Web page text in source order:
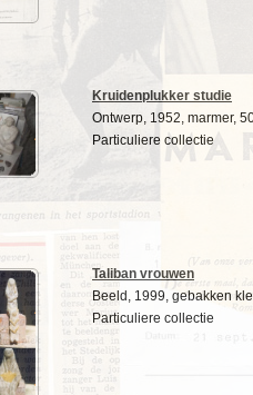
Kruidenplukker studie
Ontwerp, 1952, marmer,
Particuliere collectie
Taliban vrouwen
Beeld, 1999, gebakken
Particuliere collectie